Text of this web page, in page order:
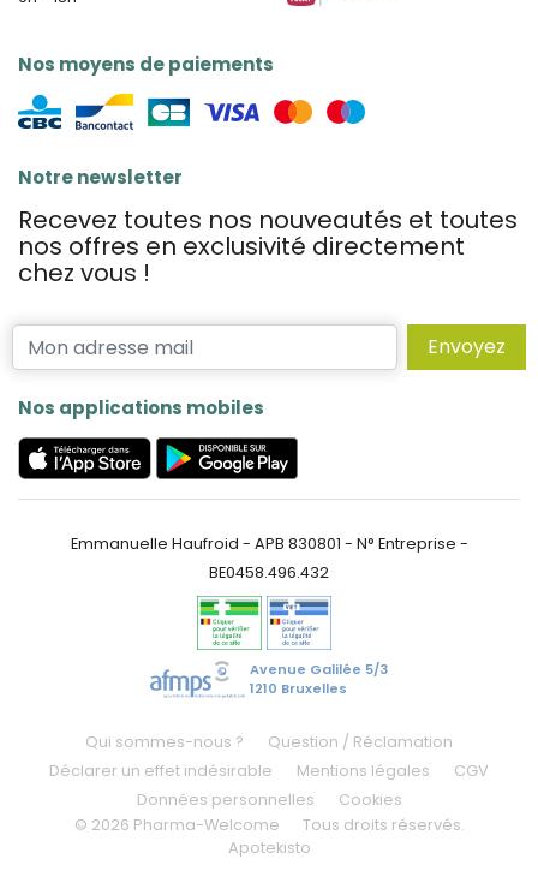
Nos moyens de paiements
Notre newsletter
Recevez toutes nos nouveautés et toutes
nos offres en exclusivité directement
chez vous !
Envoyez
Nos applications mobiles
Emmanuelle Haufroid - APB 830801 - N° Entreprise -
BE0458.496.432
Avenue Galilée 5/3
1210 Bruxelles
Qui sommes-nous ?
Question / Réclamation
Déclarer un effet indésirable
Mentions légales
CGV
Données personnelles
Cookies
© 2026 Pharma-Welcome
Tous droits réservés.
Apotekisto